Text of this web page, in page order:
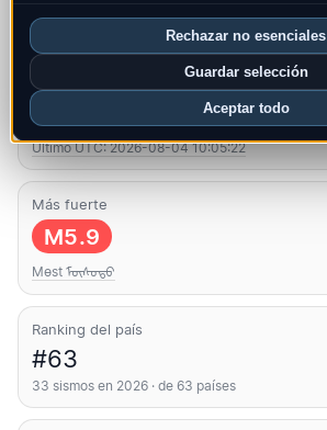
Rechazar no esenciales
Guardar selección
Aceptar todo
FAQ
Sismos este mes
1
Último UTC: 2026-08-04 10:05:22
Más fuerte
M5.9
Mөst ᠮᠥᠰᠦᠲᠦ
Ranking del país
#63
33 sismos en 2026 · de 63 países